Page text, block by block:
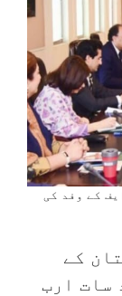
کے وفد کی
کے
سات ارب